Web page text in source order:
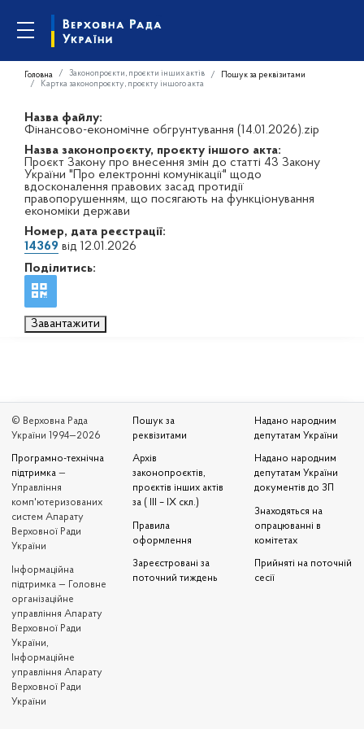
Головна Законопроєкти, проєкти інших актів
Пошук за реквізитами
Картка законопроєкту, проєкту іншого акта
Назва файлу:
Фінансово-економічне обгрунтування (14.01.2026).zip
Назва законопроєкту, проєкту іншого акта:
Проєкт Закону про внесення змін до статті 43 Закону
України "Про електронні комунікації" щодо
вдосконалення правових засад протидії
правопорушенням, що посягають на функціонування
економіки держави
Номер, дата реєстрації:
14369 від 12.01.2026
Поділитись:
Завантажити
© Верховна Рада
України 1994—2026
Програмно-технічна
підтримка —
Управління
комп'ютеризованих
систем Апарату
Верховної Ради
України
Iнформаційна
підтримка — Головне
організаційне
управління Апарату
Верховної Ради
України,
Інформаційне
управління Апарату
Верховної Ради
України
Пошук за
реквізитами
Архів
законопроєктів,
проєктів інших актів
за ( III – IX скл.)
Правила
оформлення
Зареєстровані за
поточний тиждень
Надано народним
депутатам України
Надано народним
депутатам України
документів до ЗП
Знаходяться на
опрацюванні в
комітетах
Прийняті на поточній
сесії